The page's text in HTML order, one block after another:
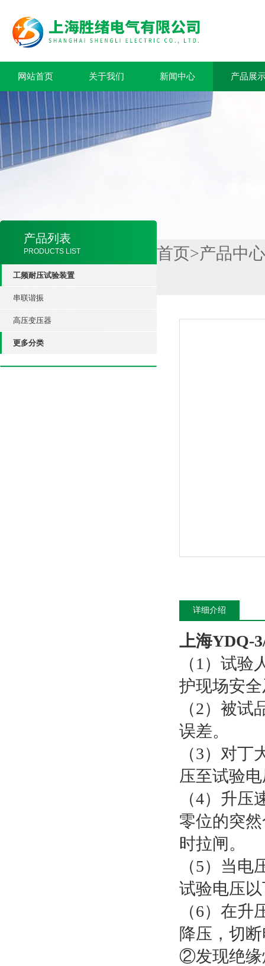
网站首页 关于我们 新闻中心 产品展
产品列表
PRODUCTS LIST
工频耐压试验装置
串联谐振
高压变压器
更多分类
首页>产品中心
详细介绍
上海YDQ-
（1）试
护现场安
（2）被
误差。
（3）对
压至试验
（4）升
零位的突
时拉闸。
（5）当
试验电压
（6）在
降压，切
②发现绝缘